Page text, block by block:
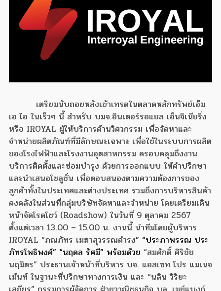
เตรียมนับถอยหลังเข้าเทรดในตลาดหลักทรัพย์เอ็ม
เอ ไอ ในเร็วๆ นี้ สำหรับ บมจ.อินเตอร์รอแยล เอ็นจิเนียริ่ง
หรือ IROYAL ผู้ให้บริการด้านวิศวกรรม เพื่อจัดหาและ
จำหน่ายผลิตภัณฑ์ที่มีลักษณะเฉพาะ เพื่อใช้ในระบบการผลิต
ของโรงไฟฟ้าและโรงงานอุตสาหกรรม ครอบคลุมถึงงาน
บริการติดตั้งและซ่อมบำรุง ด้วยการออกแบบ ให้คำปรึกษา
และนำเสนอโซลูชั่น เพื่อตอบสนองตามความต้องการของ
ลูกค้าทั้งในประเทศและต่างประเทศ รวมถึงการบริหารสินค้า
คงคลังในส่วนที่กลุ่มบริษัทจัดหาและจำหน่าย โดยเตรียมเดิน
หน้าจัดโรดโชว์ (Roadshow) ในวันที่ 9 ตุลาคม 2567
ตั้งแต่เวลา 13.00 – 15.00 น. งานนี้ นำทีมโดยผู้บริหาร
IROYAL “ภณภัทร เมฆาสุวรรณดำรง” “ประภาพรรณ ประ
ภัทรโพธิพงศ์” “นฤดล รัศมี” พร้อมด้วย “สมศักดิ์ ศิริชัย
นฤมิตร” ประธานเจ้าหน้าที่บริหาร บจ. แอสเซท โปร แมเนจ
เม้นท์ ในฐานะที่ปรึกษาทางการเงิน และ “นลิน วิริยะ